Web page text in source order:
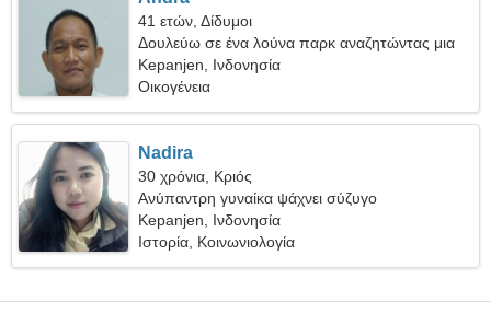
41 ετών, Δίδυμοι
Δουλεύω σε ένα λούνα παρκ αναζητώντας μια
εξαιρετική γυναίκα
Kepanjen, Ινδονησία
Οικογένεια
Nadira
30 χρόνια, Κριός
Ανύπαντρη γυναίκα ψάχνει σύζυγο
Kepanjen, Ινδονησία
Ιστορία, Κοινωνιολογία